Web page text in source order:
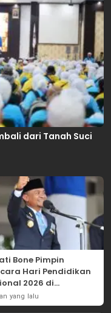
dari Tanah Suci
Bone Pimpin
Hari Pendidikan
2026 di
Merdeka
yang lalu